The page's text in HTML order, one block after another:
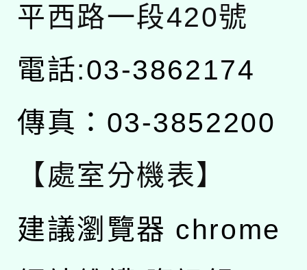
平西路一段420號
電話:03-3862174
傳真：03-3852200
【處室分機表】
建議瀏覽器 chrome